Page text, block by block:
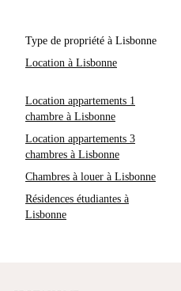
Type de propriété à Lisbonne
Location à Lisbonne
Location appartements 1
chambre à Lisbonne
Location appartements 3
chambres à Lisbonne
Chambres à louer à Lisbonne
Résidences étudiantes à
Lisbonne